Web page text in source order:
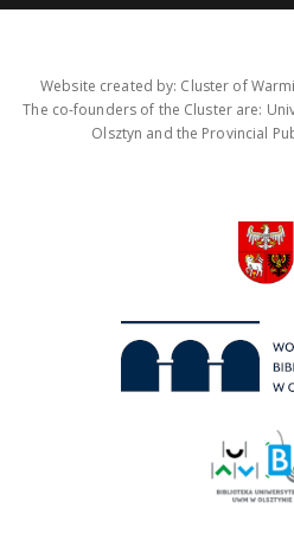
Website created by: Cluster of
The co-founders of the Cluster are:
Olsztyn and the Provincial